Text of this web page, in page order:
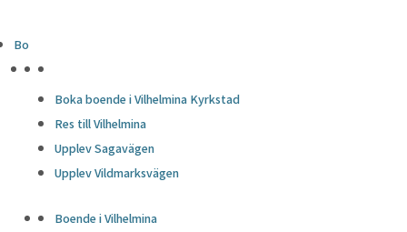
Bo
Boka boende i Vilhelmina Kyrkstad
Res till Vilhelmina
Upplev Sagavägen
Upplev Vildmarksvägen
Boende i Vilhelmina